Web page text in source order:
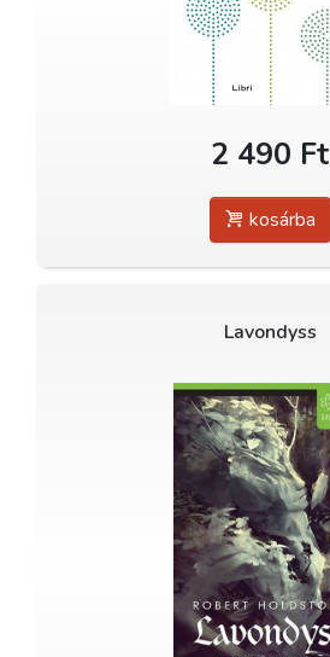
2 490 Ft
kosárba
Lavondyss